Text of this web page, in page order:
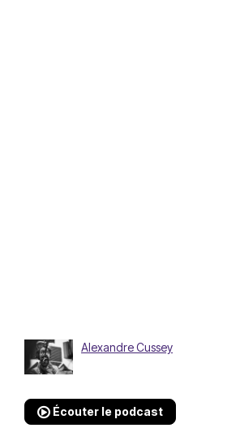
Alexandre Cussey
Écouter le podcast